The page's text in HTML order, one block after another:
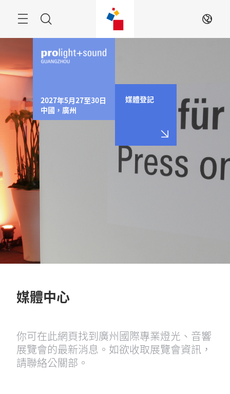
Menu ZH
2027年5月27至30日
中國，廣州
媒體登記
媒體中心
你可在此網頁找到廣州國際專業燈光、音響
展覽會的最新消息。如欲收取展覽會資訊，
請聯絡公關部。